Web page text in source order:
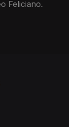
Feliciano.